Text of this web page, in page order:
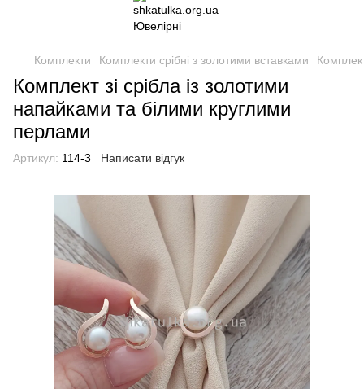
Комплекти Комплекти срібні з золотими вставками
Комплект зі срібла із золотими
напайками та білими круглими
перлами
Артикул: 114-3 Написати відгук